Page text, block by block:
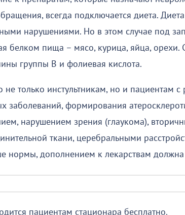
всегда подключается диета.
нарушениями. Но в этом случае под
белком пища – мясо, курица, яйца, орехи.
группы В и фолиевая кислота.
не только инстультникам, но и пациентам с
заболеваний, формирования
нарушением зрения (глаукома),
ткани, церебральными
нормы, дополнением к лекарствам должна
пациентам стационара бесплатно.